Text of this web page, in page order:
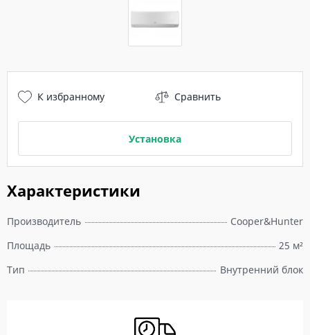
Характеристики
Производитель
Cooper&Hunter
Площадь
25 м²
Тип
Внутренний блок
К избранному Сравнить
Установка